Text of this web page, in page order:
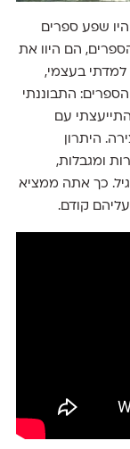
היו שפע ספרים
הם היוו את
למדתי בעצמי,
התבוננתי
עם
היתרון
ומגבלות,
כך אתה ממציא
קודם.